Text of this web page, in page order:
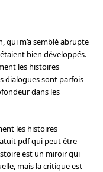
qui m’a semblé abrupte
bien développés.
les histoires
dialogues sont parfois
dans les
les histoires
pdf qui peut être
est un miroir qui
mais la critique est